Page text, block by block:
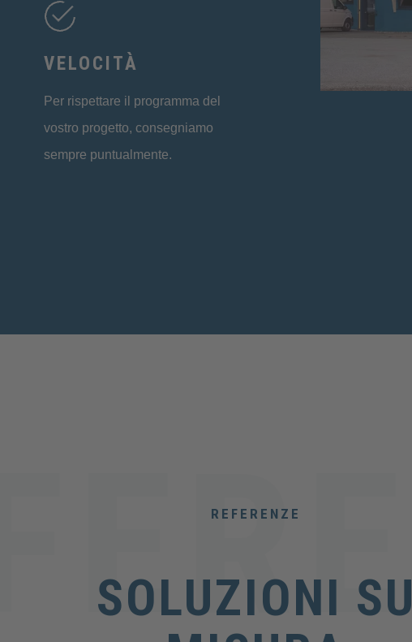
VELOCITÀ
Per rispettare il programma del
vostro progetto, consegniamo
sempre puntualmente.
REFERENZE
SOLUZIONI SU